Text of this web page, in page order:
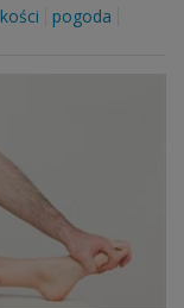
kości
pogoda